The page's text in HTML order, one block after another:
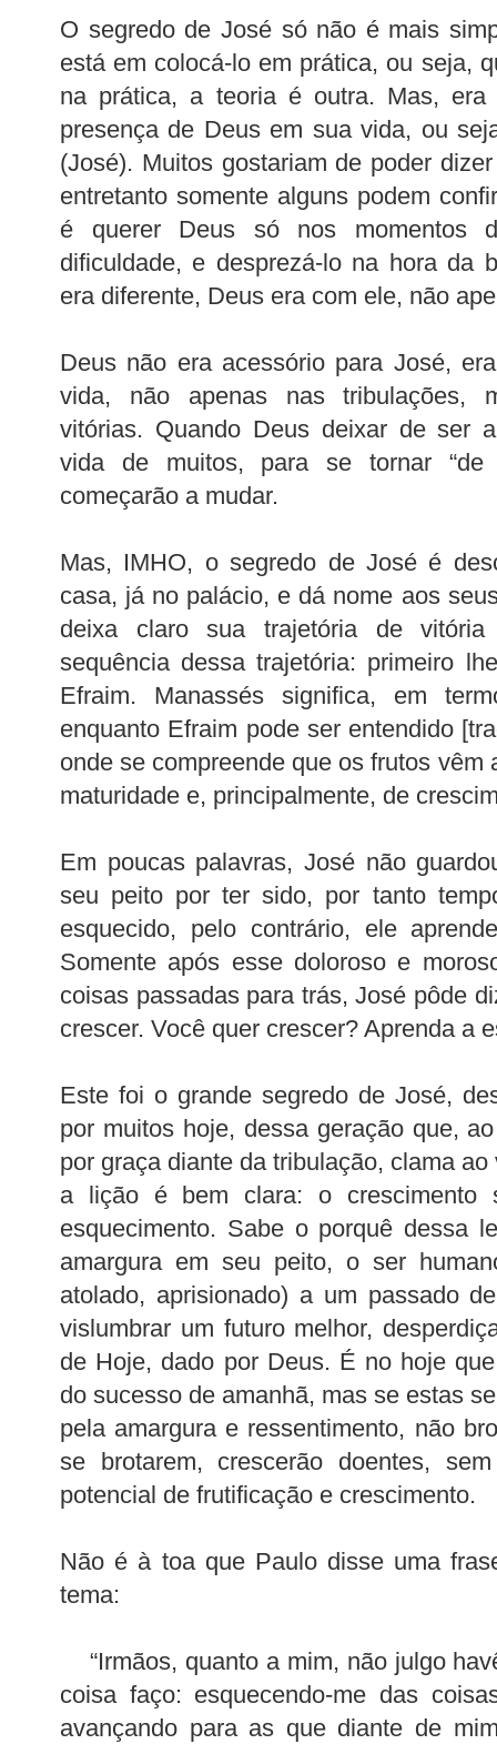
O segredo de José só não é mais
está em colocá-lo em prática, ou seja,
na prática, a teoria é outra. Mas,
presença de Deus em sua vida, ou
(José). Muitos gostariam de poder
entretanto somente alguns podem
é querer Deus só nos momentos
dificuldade, e desprezá-lo na hora da
era diferente, Deus era com ele, não
Deus não era acessório para José,
vida, não apenas nas tribulações,
vitórias. Quando Deus deixar de ser
vida de muitos, para se tornar “de
começarão a mudar.
Mas, IMHO, o segredo de José é
casa, já no palácio, e dá nome aos
deixa claro sua trajetória de
sequência dessa trajetória: primeiro
Efraim. Manassés significa, em
enquanto Efraim pode ser entendido
onde se compreende que os frutos vêm
maturidade e, principalmente, de
Em poucas palavras, José não
seu peito por ter sido, por tanto
esquecido, pelo contrário, ele
Somente após esse doloroso e
coisas passadas para trás, José pôde
crescer. Você quer crescer? Aprenda a
Este foi o grande segredo de José,
por muitos hoje, dessa geração que,
por graça diante da tribulação, clama
a lição é bem clara: o crescimento
esquecimento. Sabe o porquê dessa
amargura em seu peito, o ser
atolado, aprisionado) a um passado
vislumbrar um futuro melhor,
de Hoje, dado por Deus. É no hoje
do sucesso de amanhã, mas se estas
pela amargura e ressentimento, não
se brotarem, crescerão doentes,
potencial de frutificação e crescimento.
Não é à toa que Paulo disse uma
tema:
“Irmãos, quanto a mim, não julgo
coisa faço: esquecendo-me das
avançando para as que diante de